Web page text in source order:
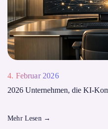
4. Februar 2026
2026 Unternehmen, die KI-
Mehr Lesen →